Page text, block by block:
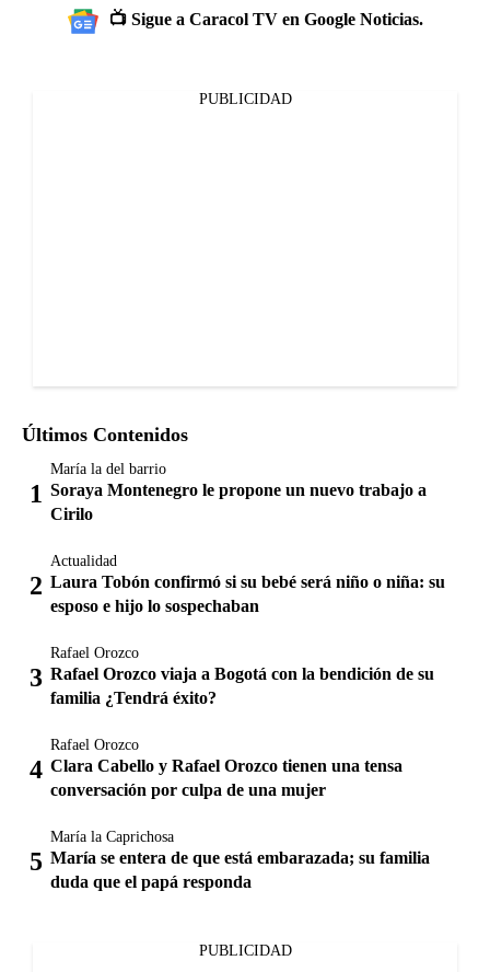
📺 Sigue a Caracol TV en Google Noticias.
PUBLICIDAD
Últimos Contenidos
María la del barrio
Soraya Montenegro le propone un nuevo trabajo a
Cirilo
Actualidad
Laura Tobón confirmó si su bebé será niño o niña: su
esposo e hijo lo sospechaban
Rafael Orozco
Rafael Orozco viaja a Bogotá con la bendición de su
familia ¿Tendrá éxito?
Rafael Orozco
Clara Cabello y Rafael Orozco tienen una tensa
conversación por culpa de una mujer
María la Caprichosa
María se entera de que está embarazada; su familia
duda que el papá responda
PUBLICIDAD